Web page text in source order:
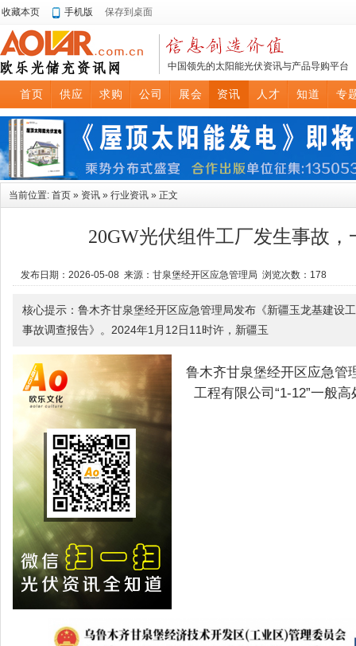
收藏本页 手机版 保存到桌面
中国领先的太阳能光伏资讯与产品导购平台
首页 供应 求购 公司 展会 资讯 人才 知道 专
当前位置: 首页 » 资讯 » 行业资讯 » 正文
20GW光伏组件工厂发生事故，
发布日期：2026-05-08 来源：甘泉堡经开区应急管理局 浏览次数： 178
核心提示：鲁木齐甘泉堡经开区应急管理局发布《新疆玉龙基建设
事故调查报告》。2024年1月12日11时许，新疆玉
鲁木齐甘泉堡经开区应急管
工程有限公司“1-12”一般